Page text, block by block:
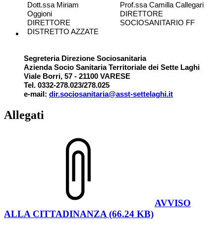
Dott.ssa Miriam
Oggioni
DIRETTORE
DISTRETTO AZZATE
Prof.ssa Camilla Callegari
DIRETTORE
SOCIOSANITARIO FF
Segreteria Direzione Sociosanitaria
Azienda Socio Sanitaria Territoriale dei Sette Laghi
Viale Borri, 57 - 21100 VARESE
Tel. 0332-278.023/278.025
e-mail: dir.sociosanitaria@asst-settelaghi.it
Allegati
AVVISO
ALLA CITTADINANZA (66.24 KB)